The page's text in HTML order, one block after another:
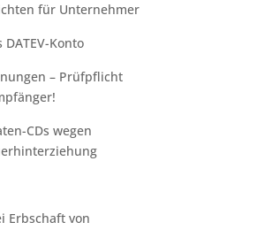
für Unternehmer
Konto
– Prüfpflicht
CDs wegen
Erbschaft von